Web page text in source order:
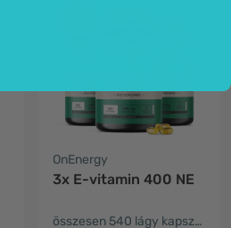
OnEnergy
3x E-vitamin 400 NE
összesen 540 lágy kapszula